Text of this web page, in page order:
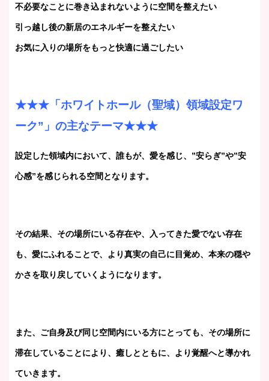
不必要なことに巻き込まれないように空間を整えたい
引っ越し後の新居のエネルギーを整えたい
お気に入りの場所をもっと快適に過ごしたい
★★★「ホワイトホール（聖域）領域設定ワ
ーク”」の主なテーマ★★★
設定した領域内において、誰もが、愛を感じ、”安らぎ”や”安
心感”を感じられる空間となります。
その結果、その場所にいる存在や、入ってきた愛でない存在
も、愛にふれることで、より真実の自己に目覚め、本来の穏や
かさを取り戻していくようになります。
また、ご自身及び同じ空間内にいる方にとっても、その場所に
滞在していることにより、癒しとともに、より覚醒へと導かれ
ていきます。